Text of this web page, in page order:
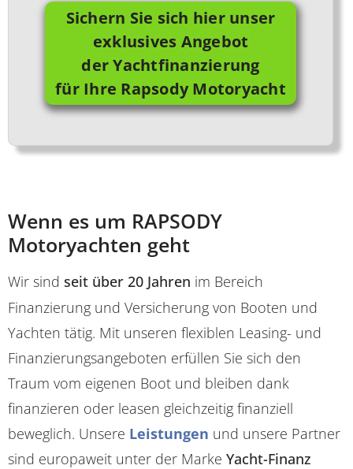
Sichern Sie sich hier unser
exklusives Angebot
der Yachtfinanzierung
für Ihre Rapsody Motoryacht
Wenn es um RAPSODY
Motoryachten geht
Wir sind seit über 20 Jahren im Bereich
Finanzierung und Versicherung von Booten und
Yachten tätig. Mit unseren flexiblen Leasing- und
Finanzierungsangeboten erfüllen Sie sich den
Traum vom eigenen Boot und bleiben dank
finanzieren oder leasen gleichzeitig finanziell
beweglich. Unsere Leistungen und unsere Partner
sind europaweit unter der Marke Yacht-Finanz